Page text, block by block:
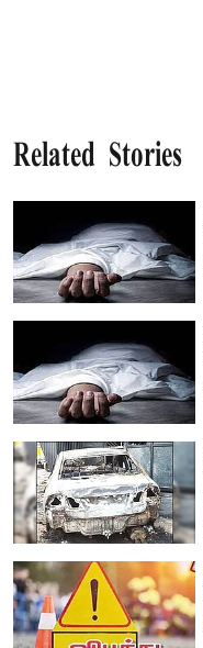
Related Stories